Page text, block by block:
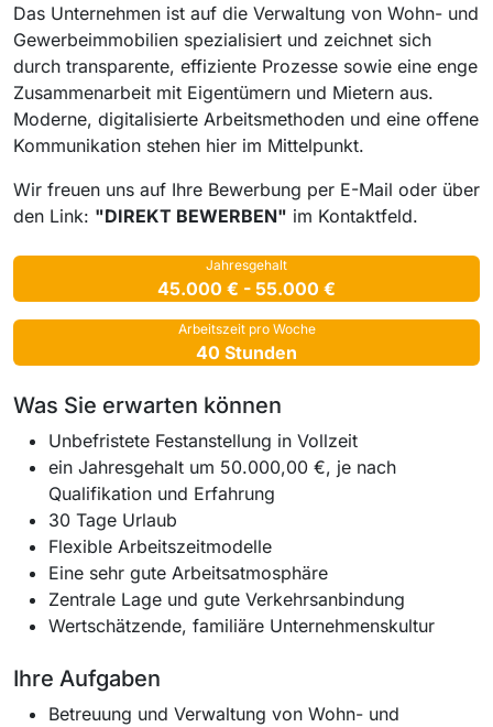
Das Unternehmen ist auf die Verwaltung von Wohn- und
Gewerbeimmobilien spezialisiert und zeichnet sich
durch transparente, effiziente Prozesse sowie eine enge
Zusammenarbeit mit Eigentümern und Mietern aus.
Moderne, digitalisierte Arbeitsmethoden und eine offene
Kommunikation stehen hier im Mittelpunkt.
Wir freuen uns auf Ihre Bewerbung per E-Mail oder über
den Link: "DIREKT BEWERBEN" im Kontaktfeld.
Jahresgehalt
45.000 € - 55.000 €
Arbeitszeit pro Woche
40 Stunden
Was Sie erwarten können
Unbefristete Festanstellung in Vollzeit
ein Jahresgehalt um 50.000,00 €, je nach
Qualifikation und Erfahrung
30 Tage Urlaub
Flexible Arbeitszeitmodelle
Eine sehr gute Arbeitsatmosphäre
Zentrale Lage und gute Verkehrsanbindung
Wertschätzende, familiäre Unternehmenskultur
Ihre Aufgaben
Betreuung und Verwaltung von Wohn- und